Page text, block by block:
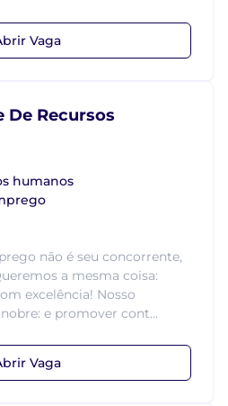
Vaga
De Recursos
humanos
não é seu concorrente,
a mesma coisa:
excelência! Nosso
e promover cont...
Vaga